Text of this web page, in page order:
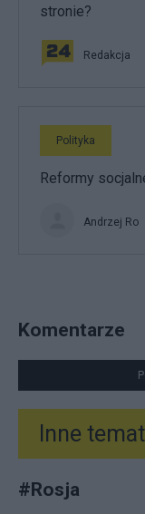
stronie?
Redakcja
Polityka
Reformy
Andrzej Ro
Komentarze
Inne
#Rosja